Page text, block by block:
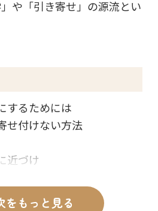
や「引き寄せ」の源流とい
るためには
付けない方法
近づけ
をもっと見る